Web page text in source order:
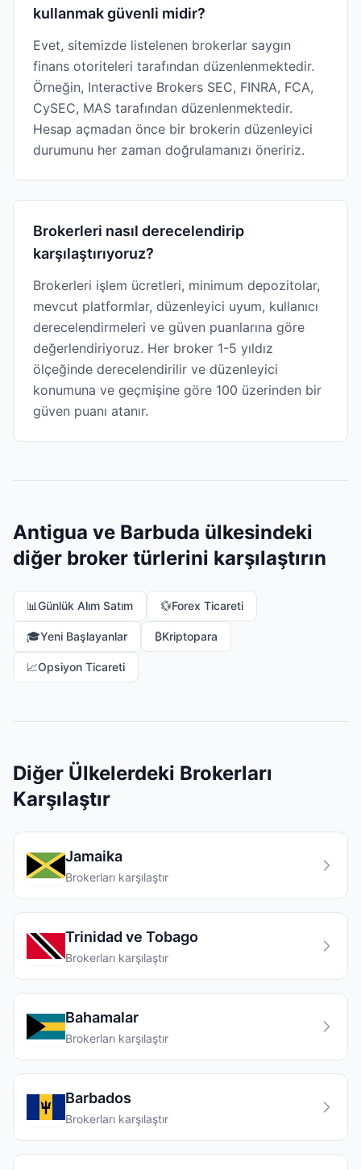
kullanmak güvenli midir?
Evet, sitemizde listelenen brokerlar saygın
finans otoriteleri tarafından düzenlenmektedir.
Örneğin, Interactive Brokers SEC, FINRA, FCA,
CySEC, MAS tarafından düzenlenmektedir.
Hesap açmadan önce bir brokerin düzenleyici
durumunu her zaman doğrulamanızı öneririz.
Brokerleri nasıl derecelendirip
karşılaştırıyoruz?
Brokerleri işlem ücretleri, minimum depozitolar,
mevcut platformlar, düzenleyici uyum, kullanıcı
derecelendirmeleri ve güven puanlarına göre
değerlendiriyoruz. Her broker 1-5 yıldız
ölçeğinde derecelendirilir ve düzenleyici
konumuna ve geçmişine göre 100 üzerinden bir
güven puanı atanır.
Antigua ve Barbuda ülkesindeki
diğer broker türlerini karşılaştırın
📊Günlük Alım Satım 💱Forex Ticareti
🎓Yeni Başlayanlar ₿Kriptopara
📈Opsiyon Ticareti
Diğer Ülkelerdeki Brokerları
Karşılaştır
Jamaika
Brokerları karşılaştır
Trinidad ve Tobago
Brokerları karşılaştır
Bahamalar
Brokerları karşılaştır
Barbados
Brokerları karşılaştır